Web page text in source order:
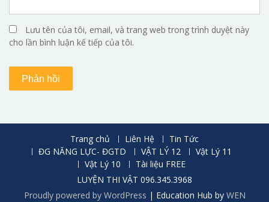
Lưu tên của tôi, email, và trang web trong trình duyệt này
cho lần bình luận kế tiếp của tôi.
Trang chủ Liên Hệ
Tin Tức
ĐG NĂNG LỰC- ĐGTD
VẬT LÝ 12
Vật Lý 11
Vật Lý 10
Tài liệu FREE
LUYỆN THI VẬT 096.345.3968
Proudly powered by WordPress | Education Hub by WEN